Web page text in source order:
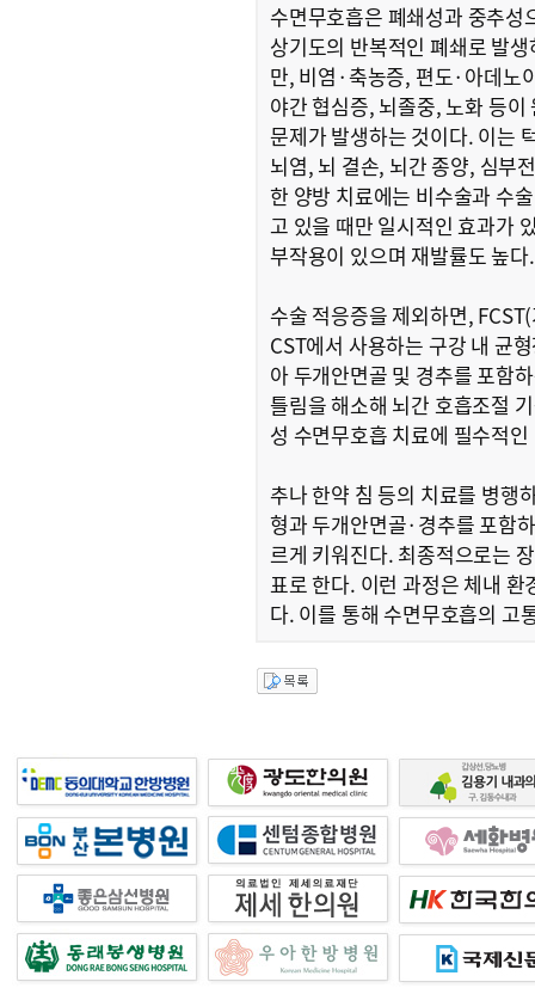
수면무호흡은 폐쇄성과 중추성
상기도의 반복적인 폐쇄로 발
만, 비염·축농증, 편도·아데노
야간 협심증, 뇌졸중, 노화 등
문제가 발생하는 것이다. 이는
뇌염, 뇌 결손, 뇌간 종양, 심부
한 양방 치료에는 비수술과 수
고 있을 때만 일시적인 효과가
부작용이 있으며 재발률도 높다.
수술 적응증을 제외하면,
CST에서 사용하는 구강 내 균
아 두개안면골 및 경추를 포함
틀림을 해소해 뇌간 호흡조절
성 수면무호흡 치료에 필수적
추나 한약 침 등의 치료를 병행
형과 두개안면골·경추를 포함
르게 키워진다. 최종적으로는
표로 한다. 이런 과정은 체내
다. 이를 통해 수면무호흡의 고